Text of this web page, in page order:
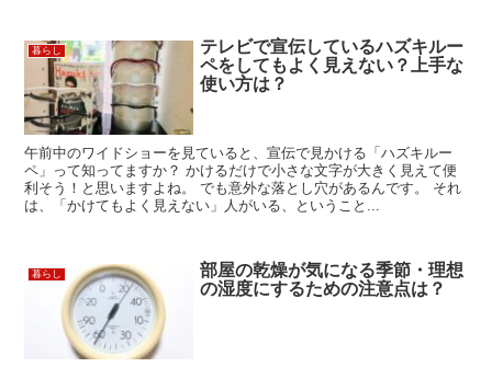
暮らし
テレビで宣伝しているハズキルー
ペをしてもよく見えない？上手な
使い方は？
午前中のワイドショーを見ていると、宣伝で見かける「ハズキルー
ペ」って知ってますか？ かけるだけで小さな文字が大きく見えて便
利そう！と思いますよね。 でも意外な落とし穴があるんです。 それ
は、「かけてもよく見えない」人がいる、ということ...
暮らし
部屋の乾燥が気になる季節・理想
の湿度にするための注意点は？